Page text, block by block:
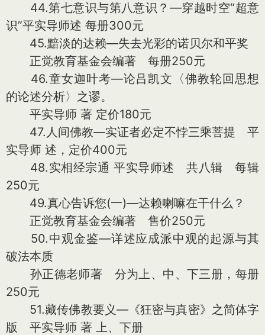
44.第七意识与第八意识？—穿越时空“超意
识”平实导师述 每册300元
45.黯淡的达赖—失去光彩的诺贝尔和平奖
正觉教育基金会编著 每册250元
46.童女迦叶考—论吕凯文〈佛教轮回思想
的论述分析〉之谬。
平实导师 著 定价180元
47.人间佛教—实证者必定不悖三乘菩提 平
实导师 述，定价400元
48.实相经宗通 平实导师述 共八辑 每辑
250元
49.真心告诉您(一)—达赖喇嘛在干什么？
正觉教育基金会编著 售价250元
50.中观金鉴—详述应成派中观的起源与其
破法本质
孙正德老师著 分为上、中、下三册，每册
250元
51.藏传佛教要义—《狂密与真密》之简体字
版 平实导师 著 上、下册